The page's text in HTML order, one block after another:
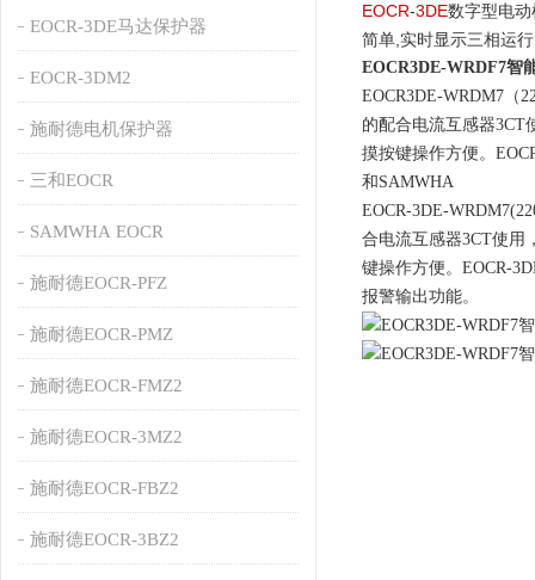
EOCR-3DE马达保护器
EOCR-3DM2
施耐德电机保护器
三和EOCR
SAMWHA EOCR
施耐德EOCR-PFZ
施耐德EOCR-PMZ
施耐德EOCR-FMZ2
施耐德EOCR-3MZ2
施耐德EOCR-FBZ2
施耐德EOCR-3BZ2
EOCR-3DE数字型电
简单,实时显示三相运
EOCR3DE-WRDF7智
EOCR3DE-WRDM7（
的配合电流互感器3CT
摸按键操作方便。
和SAMWHA
EOCR-3DE-
合电流互感器3CT使用
键操作方便。EOCR-
报警输出功能。